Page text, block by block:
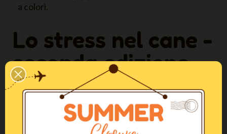
a colori.
Lo stress nel cane -
seconda edizione
(ONLY ITALIAN)
€18.50
Lo stress nel cane: un tema cui finora si è prestata ben